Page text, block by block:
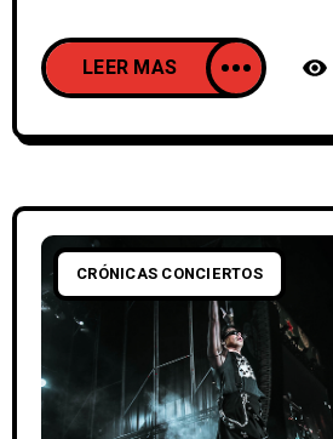
LEER MAS
CRÓNICAS CONCIERTOS